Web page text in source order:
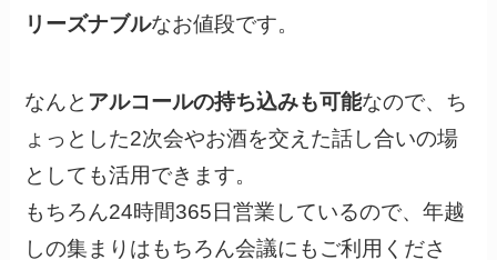
リーズナブルなお値段です。
なんと アルコールの持ち込みも可能なので、ち
ょっとした2次会やお酒を交えた話し合いの場
としても活用できます。
もちろん24時間365日営業しているので、年越
しの集まりはもちろん会議にもご利用くださ